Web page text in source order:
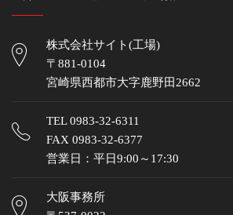
株式会社サイト(工場)
〒881-0104
宮崎県西都市大字鹿野田2662
TEL0983-32-6311
FAX 0983-32-6377
営業日：平日9:00～17:30
大阪事務所